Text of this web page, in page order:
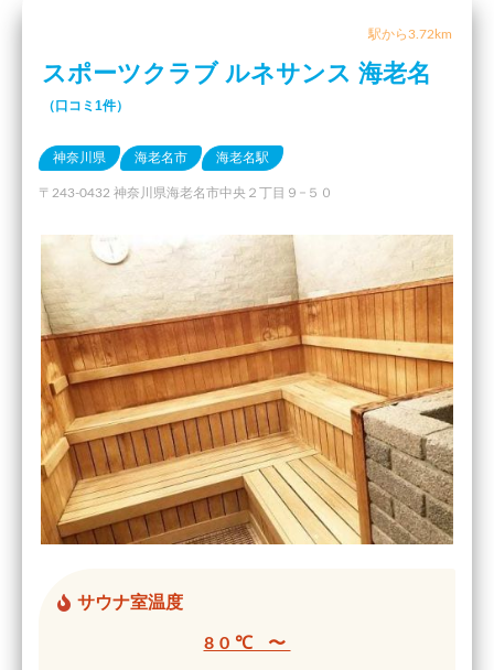
駅から3.72km
スポーツクラブ ルネサンス 海老名
（口コミ1件）
神奈川県 海老名市 海老名駅
〒243-0432 神奈川県海老名市中央２丁目９−５０
サウナ室温度
80℃ 〜